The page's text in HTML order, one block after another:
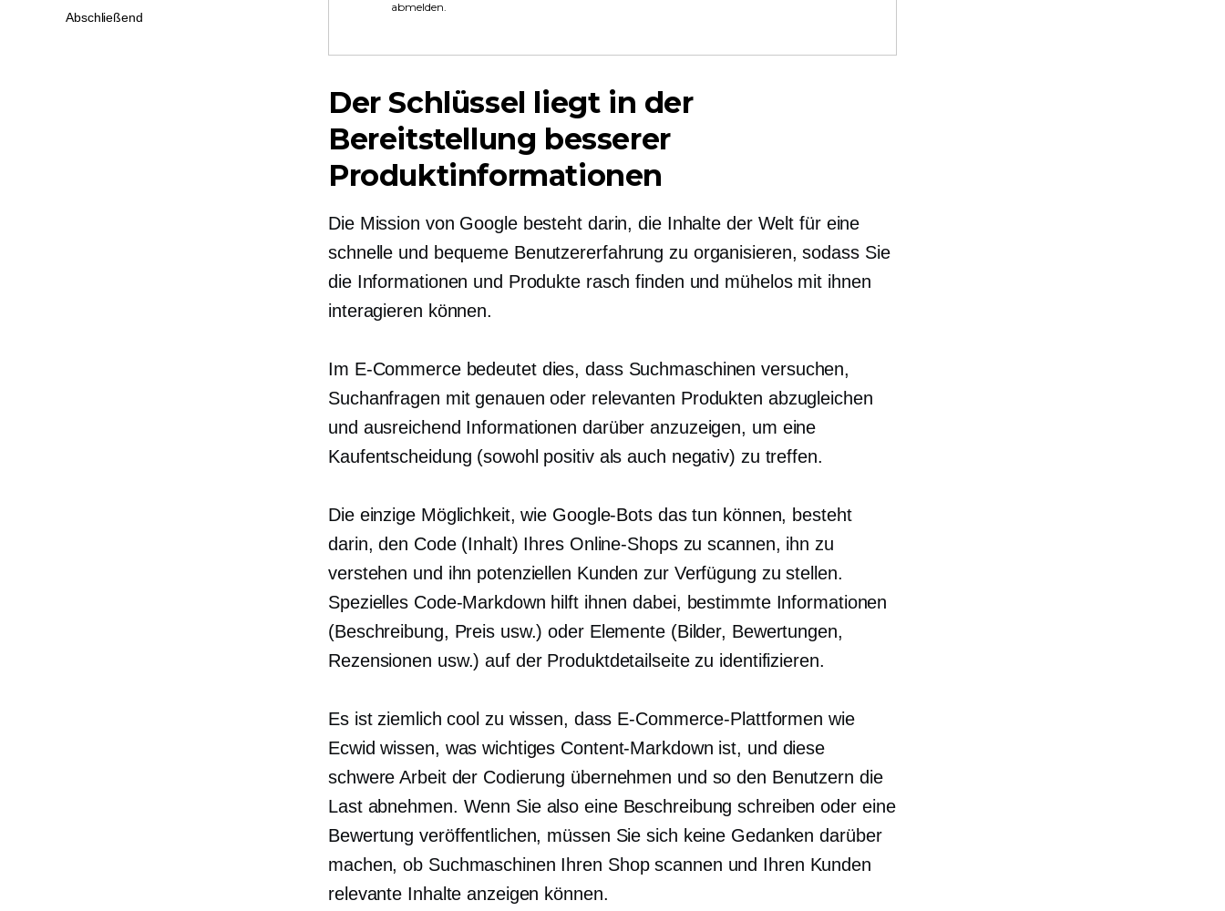
abmelden.
Der Schlüssel liegt in der
Bereitstellung besserer
Produktinformationen
Die Mission von Google besteht darin, die Inhalte der Welt für eine
schnelle und bequeme Benutzererfahrung zu organisieren, sodass Sie
die Informationen und Produkte rasch finden und mühelos mit ihnen
interagieren können.
Im E-Commerce bedeutet dies, dass Suchmaschinen versuchen,
Suchanfragen mit genauen oder relevanten Produkten abzugleichen
und ausreichend Informationen darüber anzuzeigen, um eine
Kaufentscheidung (sowohl positiv als auch negativ) zu treffen.
Die einzige Möglichkeit, wie Google-Bots das tun können, besteht
darin, den Code (Inhalt) Ihres Online-Shops zu scannen, ihn zu
verstehen und ihn potenziellen Kunden zur Verfügung zu stellen.
Spezielles Code-Markdown hilft ihnen dabei, bestimmte Informationen
(Beschreibung, Preis usw.) oder Elemente (Bilder, Bewertungen,
Rezensionen usw.) auf der Produktdetailseite zu identifizieren.
Es ist ziemlich cool zu wissen, dass E-Commerce-Plattformen wie
Ecwid wissen, was wichtiges Content-Markdown ist, und diese
schwere Arbeit der Codierung übernehmen und so den Benutzern die
Last abnehmen. Wenn Sie also eine Beschreibung schreiben oder eine
Bewertung veröffentlichen, müssen Sie sich keine Gedanken darüber
machen, ob Suchmaschinen Ihren Shop scannen und Ihren Kunden
relevante Inhalte anzeigen können.
Abschließend